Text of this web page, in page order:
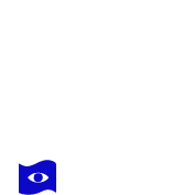
MIN ZOU
A human can shed tears